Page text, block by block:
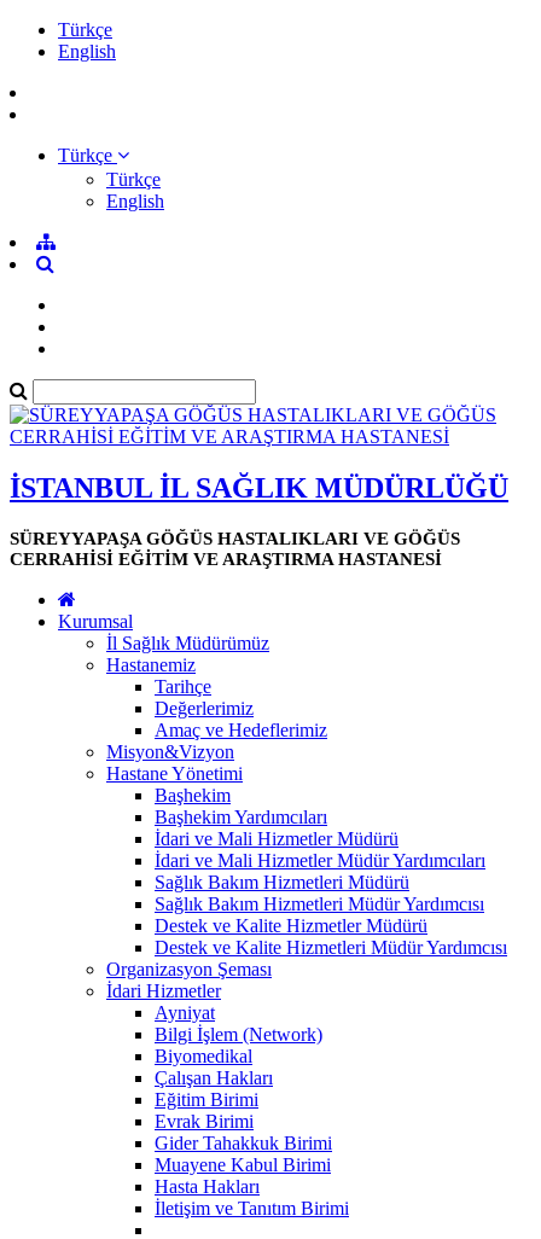
Türkçe
English
Türkçe
Türkçe
English
İSTANBUL İL SAĞLIK MÜDÜRLÜĞÜ
SÜREYYAPAŞA GÖĞÜS HASTALIKLARI VE GÖĞÜS
CERRAHİSİ EĞİTİM VE ARAŞTIRMA HASTANESİ
Kurumsal
İl Sağlık Müdürümüz
Hastanemiz
Tarihçe
Değerlerimiz
Amaç ve Hedeflerimiz
Misyon&Vizyon
Hastane Yönetimi
Başhekim
Başhekim Yardımcıları
İdari ve Mali Hizmetler Müdürü
İdari ve Mali Hizmetler Müdür Yardımcıları
Sağlık Bakım Hizmetleri Müdürü
Sağlık Bakım Hizmetleri Müdür Yardımcısı
Destek ve Kalite Hizmetler Müdürü
Destek ve Kalite Hizmetleri Müdür Yardımcısı
Organizasyon Şeması
İdari Hizmetler
Ayniyat
Bilgi İşlem (Network)
Biyomedikal
Çalışan Hakları
Eğitim Birimi
Evrak Birimi
Gider Tahakkuk Birimi
Muayene Kabul Birimi
Hasta Hakları
İletişim ve Tanıtım Birimi